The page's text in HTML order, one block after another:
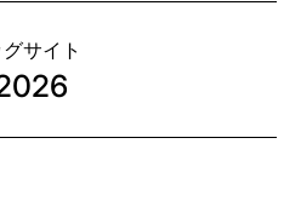
サイト